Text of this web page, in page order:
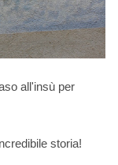
all'insù per
storia!